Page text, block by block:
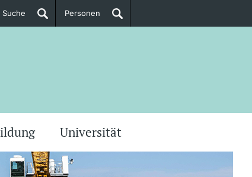
Suche Personen
Universität